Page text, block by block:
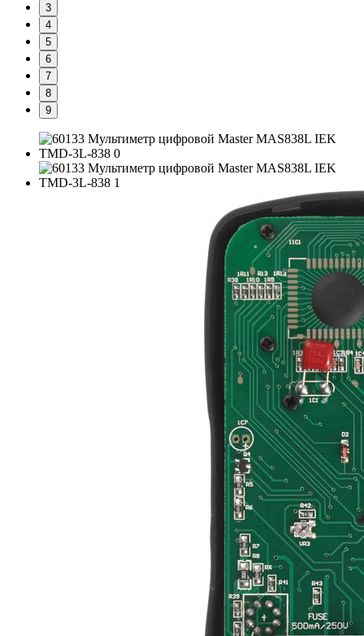
3
4
5
6
7
8
9